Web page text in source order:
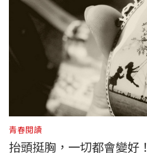
青春閱讀
抬頭挺胸，一切都會變好！